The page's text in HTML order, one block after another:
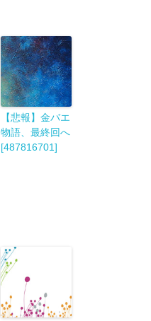
【悲報】金バエ
物語、最終回へ
[487816701]